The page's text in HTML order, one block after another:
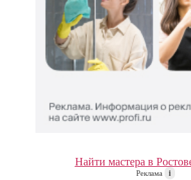
Найти мастера в
Реклама i